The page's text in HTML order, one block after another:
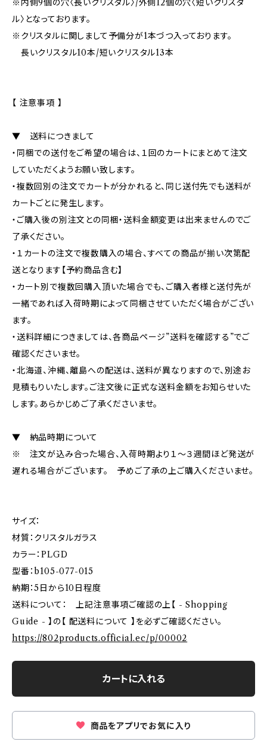
※内側9個の穴〈長いクリスタル〉/外側12個の穴〈短いクリスタ
ル〉となっております。
※クリスタルに関しまして予備分が1本づつ入っております。
長いクリスタル10本/短いクリスタル13本
【 注意事項 】
▼ 送料につきまして
・同梱での送付をご希望の場合は、１回のカートにまとめて注文
していただくようお願い致します。
・複数回別の注文でカートが分かれると、同じ送付先でも送料が
カートごとに発生します。
・ご購入後の別注文との同梱・送料金額変更は出来ませんのでご
了承ください。
・１カートの注文で複数購入の場合、すべての商品が揃い次第配
送となります【予約商品含む】
・カート別で複数回購入頂いた場合でも、ご購入者様と送付先が
一緒であれば入荷時期によって同梱させていただく場合がござい
ます。
・送料詳細につきましては、各商品ページ”送料を確認する”でご
確認くださいませ。
・北海道、沖縄、離島への配送は、送料が異なりますので、別途お
見積もりいたします。ご注文後に正式な送料金額をお知らせいた
します。あらかじめご了承くださいませ。
▼ 納品時期について
※ 注文が込み合った場合、入荷時期より１～３週間ほど発送が
遅れる場合がございます。 予めご了承の上ご購入くださいませ。
サイズ：
材質：クリスタルガラス
カラー：PLGD
型番：b105-077-015
納期：5日から10日程度
送料について： 上記注意事項ご確認の上【 - Shopping
Guide - 】の【 配送料について 】を必ずご確認ください。
https://802products.official.ec/p/00002
カートに入れる
商品をアプリでお気に入り